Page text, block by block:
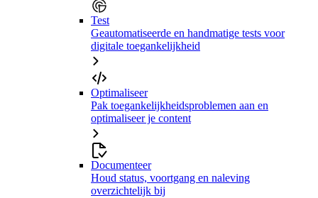
Test
Geautomatiseerde en handmatige tests voor
digitale toegankelijkheid
Optimaliseer
Pak toegankelijkheidsproblemen aan en
optimaliseer je content
Documenteer
Houd status, voortgang en naleving
overzichtelijk bij